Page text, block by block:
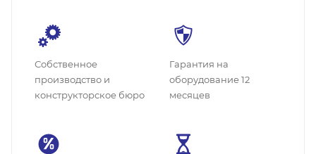
Собственное
производство и
конструкторское бюро
Гарантия на
оборудование 12
месяцев